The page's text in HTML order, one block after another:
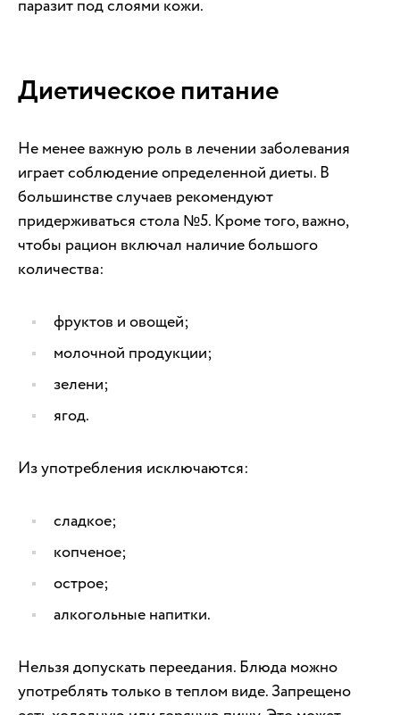
паразит под слоями кожи.
Диетическое питание
Не менее важную роль в лечении заболевания
играет соблюдение определенной диеты. В
большинстве случаев рекомендуют
придерживаться стола №5. Кроме того, важно,
чтобы рацион включал наличие большого
количества:
фруктов и овощей;
молочной продукции;
зелени;
ягод.
Из употребления исключаются:
сладкое;
копченое;
острое;
алкогольные напитки.
Нельзя допускать переедания. Блюда можно
употреблять только в теплом виде. Запрещено